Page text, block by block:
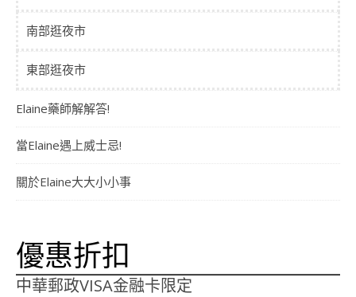
南部逛夜市
東部逛夜市
Elaine藥師解解答!
當Elaine遇上威士忌!
關於Elaine大大小小事
優惠折扣
中華郵政VISA金融卡限定